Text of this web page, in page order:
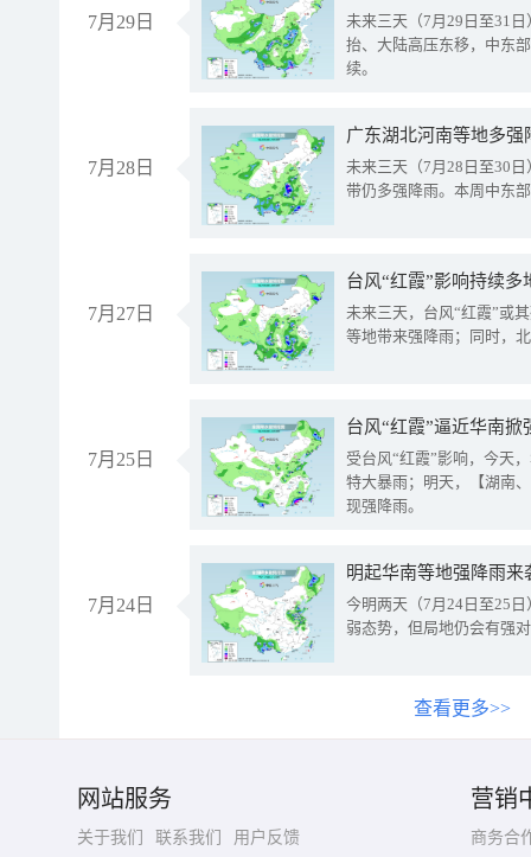
7月29日
未来三天（7月29日至31
抬、大陆高压东移，中东
续。
7月28日
广东湖北河南等地多
未来三天（7月28日至30
带仍多强降雨。本周中东
7月27日
台风“红霞”影响持续
未来三天，台风“红霞”或
等地带来强降雨；同时，
7月25日
台风“红霞”逼近华南
受台风“红霞”影响，今天
特大暴雨；明天，【湖南
现强降雨。
7月24日
明起华南等地强降雨
今明两天（7月24日至25
弱态势，但局地仍会有强
查看更多>>
网站服务
关于我们 联系我们
用户反馈
营销
商务合